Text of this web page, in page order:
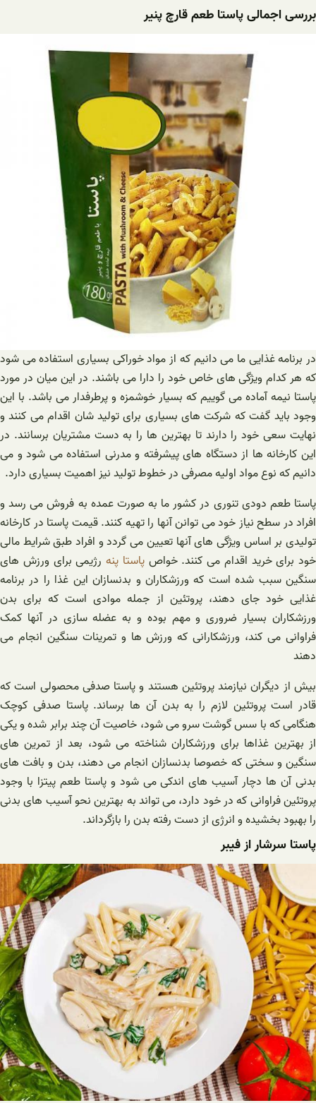
بررسی اجمالی پاستا طعم قارچ پنیر
در برنامه غذایی ما می دانیم که از مواد خوراکی بسیاری استفاده می شود
که هر کدام ویژگی های خاص خود را دارا می باشند. در این میان در مورد
پاستا نیمه آماده می گوییم که بسیار خوشمزه و پرطرفدار می باشد. با این
وجود باید گفت که شرکت های بسیاری برای تولید شان اقدام می کنند و
نهایت سعی خود را دارند تا بهترین ها را به دست مشتریان برسانند. در
این کارخانه ها از دستگاه های پیشرفته و مدرنی استفاده می شود و می
دانیم که نوع مواد اولیه مصرفی در خطوط تولید نیز اهمیت بسیاری دارد.
پاستا طعم دودی تنوری در کشور ما به صورت عمده به فروش می رسد و
افراد در سطح نیاز خود می توانن آنها را تهیه کنند. قیمت پاستا در کارخانه
تولیدی بر اساس ویژگی های آنها تعیین می گردد و افراد طبق شرایط مالی
خود برای خرید اقدام می کنند. خواصپاستا پنه رژیمی برای ورزش های
سنگین سبب شده است که ورزشکاران و بدنسازان این غذا را در برنامه
غذایی خود جای دهند، پروتئین از جمله موادی است که برای بدن
ورزشکاران بسیار ضروری و مهم بوده و به عضله سازی در آنها کمک
فراوانی می کند، ورزشکارانی که ورزش ها و تمرینات سنگین انجام می
دهند
بیش از دیگران نیازمند پروتئین هستند و پاستا صدفی محصولی است که
قادر است پروتئین لازم را به بدن آن ها برساند. پاستا صدفی کوچک
هنگامی که با سس گوشت سرو می شود، خاصیت آن چند برابر شده و یکی
از بهترین غذاها برای ورزشکاران شناخته می شود، بعد از تمرین های
سنگین و سختی که خصوصا بدنسازان انجام می دهند، بدن و بافت های
بدنی آن ها دچار آسیب های اندکی می شود و پاستا طعم پیتزا با وجود
پروتئین فراوانی که در خود دارد، می تواند به بهترین نحو آسیب های بدنی
را بهبود بخشیده و انرژی از دست رفته بدن را بازگرداند.
پاستا سرشار از فیبر